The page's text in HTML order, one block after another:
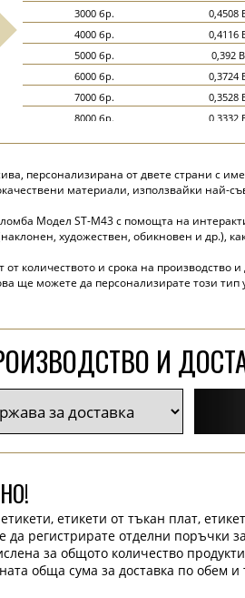
3000 бр.
0,4508
4000 бр.
0,4116
5000 бр.
0,392
6000 бр.
0,3724
7000 бр.
0,3528
8000 бр.
0,3332
15000 бр.
0,2548
персонализирана от двете страни с
материали, използвайки най-
Модел ST-M43 с помощта на
художествен, обикновен и др.),
количеството и срока на производство
ще можете да персонализирате този тип
И
етикети от тъкан плат,
регистрирате отделни поръчки
за общото количество
обща сума за доставка по обем и